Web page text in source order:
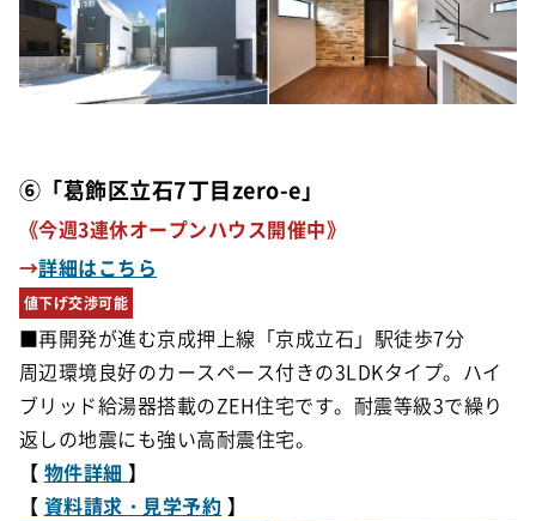
⑥「葛飾区立石7丁目zero-e」
《今週3連休オープンハウス開催中》
→詳細はこちら
値下げ交渉可能
■再開発が進む京成押上線「京成立石」駅徒歩7分
周辺環境良好のカースペース付きの3LDKタイプ。ハイ
ブリッド給湯器搭載のZEH住宅です。 耐震等級3で繰り
返しの地震にも強い高耐震住宅。
【 物件詳細】
【 資料請求・見学予約 】